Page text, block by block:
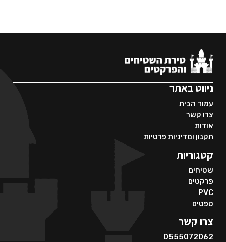
ניווט באתר
עמוד הבית
צרו קשר
אודות
תקנון ומדיניות פרטיות
קטגוריות
שטיחים
פרקטים
PVC
טפטים
צרו קשר
0555072062